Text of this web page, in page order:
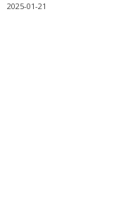
2025-01-21